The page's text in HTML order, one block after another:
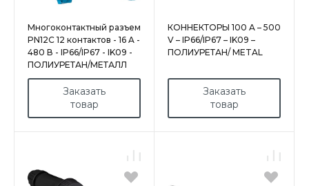
Многоконтактный разъем
PN12C 12 контактов - 16 A -
480 В - IP66/IP67 - IK09 -
ПОЛИУРЕТАН/МЕТАЛЛ
Заказать
товар
КОННЕКТОРЫ 100 A – 500
V – IP66/IP67 – IK09 –
ПОЛИУРЕТАН/ MЕTAL
Заказать
товар